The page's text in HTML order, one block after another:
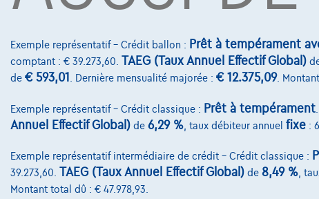
Voitures les plus populaires
Exemple représentatif – Crédit ballon : Prêt à tempérament
comptant : € 39.273,60. TAEG (Taux Annuel Effectif Global)
de € 593,01 . Dernière mensualité majorée : € 12.375,09.
Exemple représentatif – Crédit classique : Prêt à tempérament
Annuel Effectif Global) de 6,29 % , taux débiteur annuel fixe :
Exemple représentatif intermédiaire de crédit – Crédit classique :
39.273,60.
TAEG (Taux Annuel Effectif Global) de 8,49 %,
Montant total dû : € 47.978,93.